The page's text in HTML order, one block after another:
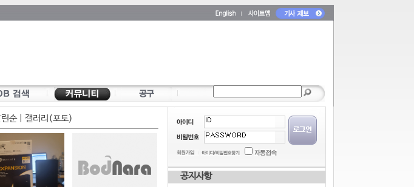
순| 갤러리(포토)
공지사항